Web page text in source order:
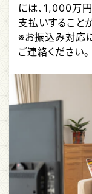
には、1,000万
支払いすること
※お振込み対応
ご連絡ください。